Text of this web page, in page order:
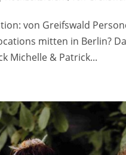
von Greifswald
mitten in Berlin?
Michelle & Patrick...